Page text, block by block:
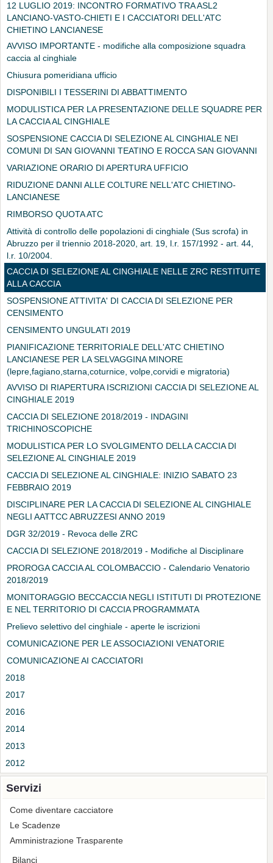
12 LUGLIO 2019: INCONTRO FORMATIVO TRA ASL2
LANCIANO-VASTO-CHIETI E I CACCIATORI DELL'ATC
CHIETINO LANCIANESE
AVVISO IMPORTANTE - modifiche alla composizione squadra
caccia al cinghiale
Chiusura pomeridiana ufficio
DISPONIBILI I TESSERINI DI ABBATTIMENTO
MODULISTICA PER LA PRESENTAZIONE DELLE SQUADRE PER
LA CACCIA AL CINGHIALE
SOSPENSIONE CACCIA DI SELEZIONE AL CINGHIALE NEI
COMUNI DI SAN GIOVANNI TEATINO E ROCCA SAN GIOVANNI
VARIAZIONE ORARIO DI APERTURA UFFICIO
RIDUZIONE DANNI ALLE COLTURE NELL'ATC CHIETINO-
LANCIANESE
RIMBORSO QUOTA ATC
Attività di controllo delle popolazioni di cinghiale (Sus scrofa) in
Abruzzo per il triennio 2018-2020, art. 19, l.r. 157/1992 - art. 44,
l.r. 10/2004.
CACCIA DI SELEZIONE AL CINGHIALE NELLE ZRC RESTITUITE
ALLA CACCIA
SOSPENSIONE ATTIVITA' DI CACCIA DI SELEZIONE PER
CENSIMENTO
CENSIMENTO UNGULATI 2019
PIANIFICAZIONE TERRITORIALE DELL'ATC CHIETINO
LANCIANESE PER LA SELVAGGINA MINORE
(lepre,fagiano,starna,coturnice, volpe,corvidi e migratoria)
AVVISO DI RIAPERTURA ISCRIZIONI CACCIA DI SELEZIONE AL
CINGHIALE 2019
CACCIA DI SELEZIONE 2018/2019 - INDAGINI
TRICHINOSCOPICHE
MODULISTICA PER LO SVOLGIMENTO DELLA CACCIA DI
SELEZIONE AL CINGHIALE 2019
CACCIA DI SELEZIONE AL CINGHIALE: INIZIO SABATO 23
FEBBRAIO 2019
DISCIPLINARE PER LA CACCIA DI SELEZIONE AL CINGHIALE
NEGLI AATTCC ABRUZZESI ANNO 2019
DGR 32/2019 - Revoca delle ZRC
CACCIA DI SELEZIONE 2018/2019 - Modifiche al Disciplinare
PROROGA CACCIA AL COLOMBACCIO - Calendario Venatorio
2018/2019
MONITORAGGIO BECCACCIA NEGLI ISTITUTI DI PROTEZIONE
E NEL TERRITORIO DI CACCIA PROGRAMMATA
Prelievo selettivo del cinghiale - aperte le iscrizioni
COMUNICAZIONE PER LE ASSOCIAZIONI VENATORIE
COMUNICAZIONE AI CACCIATORI
2018
2017
2016
2014
2013
2012
Servizi
Come diventare cacciatore
Le Scadenze
Amministrazione Trasparente
Bilanci